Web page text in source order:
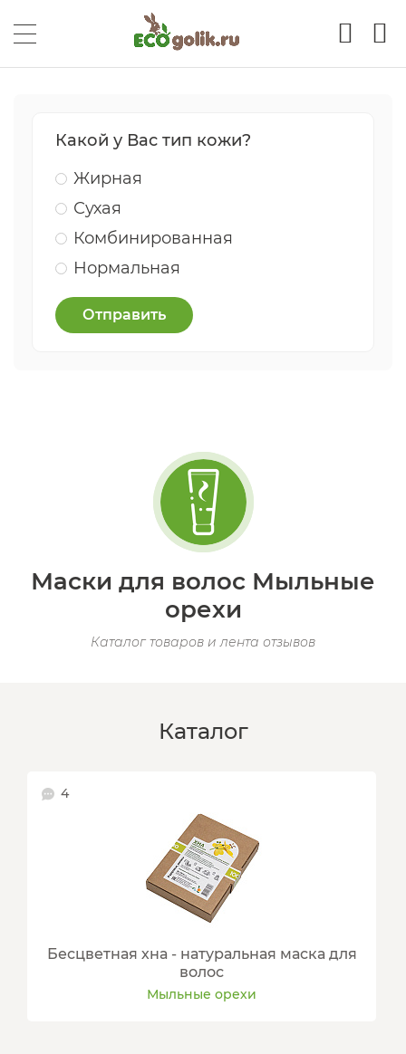
Какой у Вас тип кожи?
Жирная
Сухая
Комбинированная
Нормальная
Отправить
Маски для волос Мыльные
орехи
Каталог товаров и лента отзывов
Каталог
4
Бесцветная хна - натуральная маска для
волос
Мыльные орехи